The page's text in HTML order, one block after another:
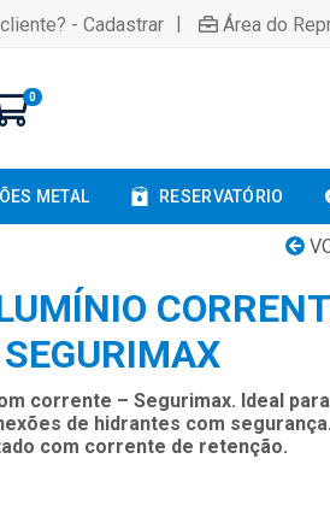
- Cadastrar | Área do
0
METAL RESERVATÓRIO
corrente – Segurimax. Ideal para
de hidrantes com segurança.
com corrente de retenção.